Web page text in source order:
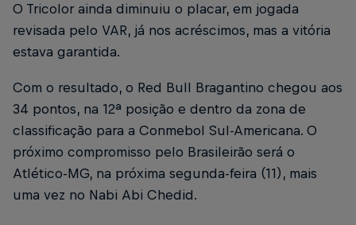
O Tricolor ainda diminuiu o placar, em jogada
revisada pelo VAR, já nos acréscimos, mas a vitória
estava garantida.
Com o resultado, o Red Bull Bragantino chegou aos
34 pontos, na 12ª posição e dentro da zona de
classificação para a Conmebol Sul-Americana. O
próximo compromisso pelo Brasileirão será o
Atlético-MG, na próxima segunda-feira (11), mais
uma vez no Nabi Abi Chedid.